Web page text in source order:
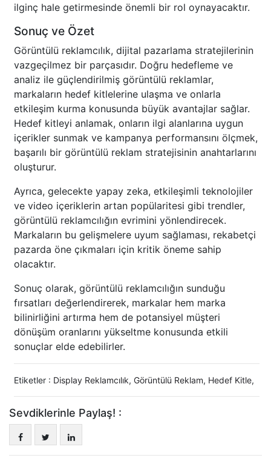
ilginç hale getirmesinde önemli bir rol oynayacaktır.
Sonuç ve Özet
Görüntülü reklamcılık, dijital pazarlama stratejilerinin
vazgeçilmez bir parçasıdır. Doğru hedefleme ve
analiz ile güçlendirilmiş görüntülü reklamlar,
markaların hedef kitlelerine ulaşma ve onlarla
etkileşim kurma konusunda büyük avantajlar sağlar.
Hedef kitleyi anlamak, onların ilgi alanlarına uygun
içerikler sunmak ve kampanya performansını ölçmek,
başarılı bir görüntülü reklam stratejisinin anahtarlarını
oluşturur.
Ayrıca, gelecekte yapay zeka, etkileşimli teknolojiler
ve video içeriklerin artan popülaritesi gibi trendler,
görüntülü reklamcılığın evrimini yönlendirecek.
Markaların bu gelişmelere uyum sağlaması, rekabetçi
pazarda öne çıkmaları için kritik öneme sahip
olacaktır.
Sonuç olarak, görüntülü reklamcılığın sunduğu
fırsatları değerlendirerek, markalar hem marka
bilinirliğini artırma hem de potansiyel müşteri
dönüşüm oranlarını yükseltme konusunda etkili
sonuçlar elde edebilirler.
Etiketler : Display Reklamcılık, Görüntülü Reklam, Hedef Kitle,
Sevdiklerinle Paylaş! :